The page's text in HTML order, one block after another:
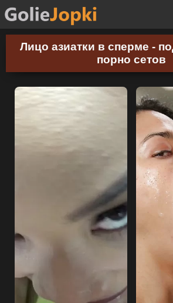
Лицо азиатки в сперме -
порно сетов